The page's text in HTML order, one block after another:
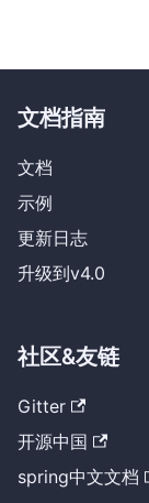
文档指南
文档
示例
更新日志
升级到v4.0
社区&友链
Gitter
开源中国
spring中文文档